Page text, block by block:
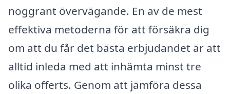
noggrant övervägande. En av de mest
effektiva metoderna för att försäkra dig
om att du får det bästa erbjudandet är att
alltid inleda med att inhämta minst tre
olika offerts. Genom att jämföra dessa